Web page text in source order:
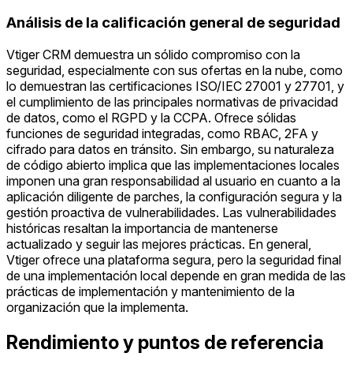
Análisis de la calificación general de seguridad
Vtiger CRM demuestra un sólido compromiso con la
seguridad, especialmente con sus ofertas en la nube, como
lo demuestran las certificaciones ISO/IEC 27001 y 27701, y
el cumplimiento de las principales normativas de privacidad
de datos, como el RGPD y la CCPA. Ofrece sólidas
funciones de seguridad integradas, como RBAC, 2FA y
cifrado para datos en tránsito. Sin embargo, su naturaleza
de código abierto implica que las implementaciones locales
imponen una gran responsabilidad al usuario en cuanto a la
aplicación diligente de parches, la configuración segura y la
gestión proactiva de vulnerabilidades. Las vulnerabilidades
históricas resaltan la importancia de mantenerse
actualizado y seguir las mejores prácticas. En general,
Vtiger ofrece una plataforma segura, pero la seguridad final
de una implementación local depende en gran medida de las
prácticas de implementación y mantenimiento de la
organización que la implementa.
Rendimiento y puntos de referencia